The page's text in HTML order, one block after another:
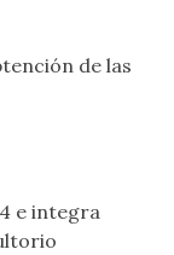
de las
e integra